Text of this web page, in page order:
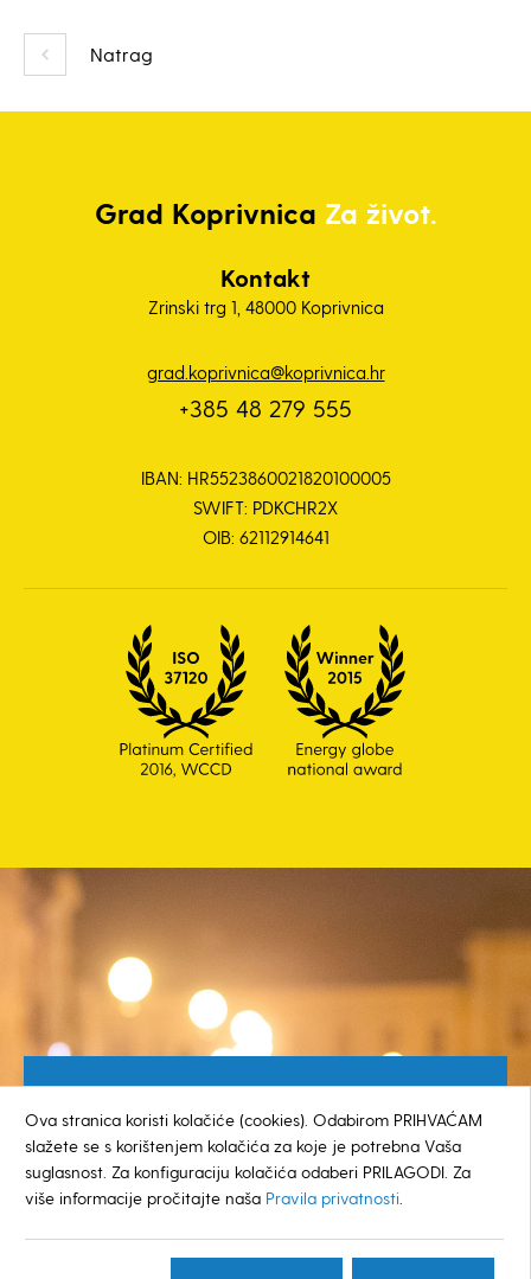
Natrag
Grad Koprivnica Za život.
Kontakt
Zrinski trg 1, 48000 Koprivnica
grad.koprivnica@koprivnica.hr
+385 48 279 555
IBAN: HR5523860021820100005
SWIFT: PDKCHR2X
OIB: 62112914641
0800 385 048
© GRAD KOPRIVNICA
Ova stranica koristi kolačiće (cookies). Odabirom PRIHVAĆAM
slažete se s korištenjem kolačića za koje je potrebna Vaša
suglasnost. Za konfiguraciju kolačića odaberi PRILAGODI. Za
više informacije pročitajte naša Pravila privatnosti